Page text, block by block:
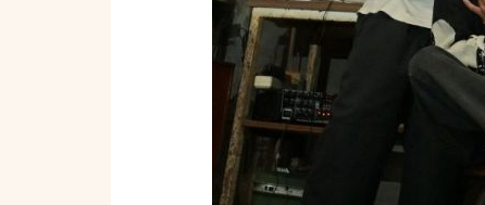
Simak
Panduan
Buku
Tahunan
Sekolah
Empat
Lawang